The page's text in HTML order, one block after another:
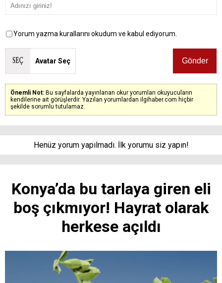
Yorum yazma kurallarını okudum ve kabul ediyorum.
Avatar Seç
Önemli Not: Bu sayfalarda yayınlanan okur yorumları okuyucuların
kendilerine ait görüşlerdir. Yazılan yorumlardan ilgihaber.com hiçbir
şekilde sorumlu tutulamaz.
Henüz yorum yapılmadı. İlk yorumu siz yapın!
Konya’da bu tarlaya giren eli
boş çıkmıyor! Hayrat olarak
herkese açıldı